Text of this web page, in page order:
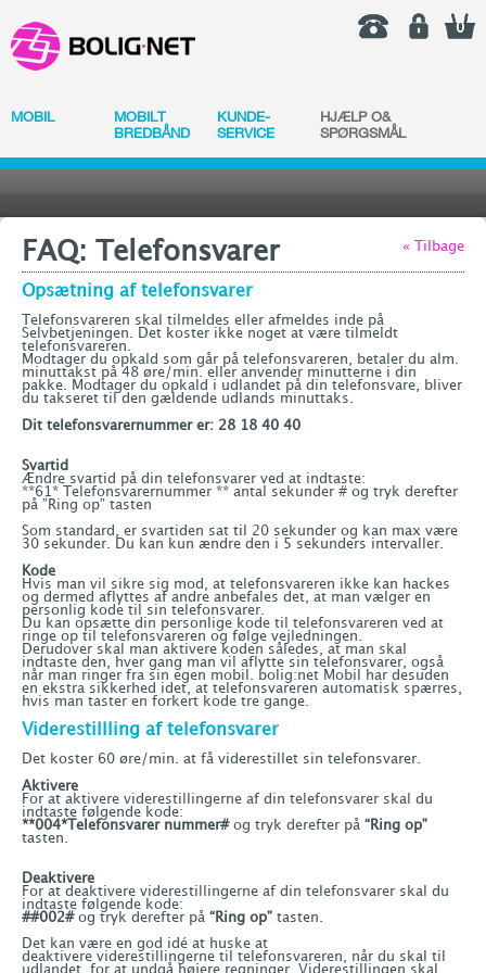
0
MOBIL
MOBILT
BREDBÅND
KUNDE-
SERVICE
HJÆLP O&
SPØRGSMÅL
FAQ: Telefonsvarer « Tilbage
Opsætning af telefonsvarer
Telefonsvareren skal tilmeldes eller afmeldes inde på
Selvbetjeningen. Det koster ikke noget at være tilmeldt
telefonsvareren.
Modtager du opkald som går på telefonsvareren, betaler du alm.
minuttakst på 48 øre/min. eller anvender minutterne i din
pakke. Modtager du opkald i udlandet på din telefonsvare, bliver
du takseret til den gældende udlands minuttaks.
Dit telefonsvarernummer er: 28 18 40 40
Svartid
Ændre svartid på din telefonsvarer ved at indtaste:
**61* Telefonsvarernummer ** antal sekunder # og tryk derefter
på ”Ring op” tasten
Som standard, er svartiden sat til 20 sekunder og kan max være
30 sekunder. Du kan kun ændre den i 5 sekunders intervaller.
Kode
Hvis man vil sikre sig mod, at telefonsvareren ikke kan hackes
og dermed aflyttes af andre anbefales det, at man vælger en
personlig kode til sin telefonsvarer.
Du kan opsætte din personlige kode til telefonsvareren ved at
ringe op til telefonsvareren og følge vejledningen.
Derudover skal man aktivere koden således, at man skal
indtaste den, hver gang man vil aflytte sin telefonsvarer, også
når man ringer fra sin egen mobil. bolig:net Mobil har desuden
en ekstra sikkerhed idet, at telefonsvareren automatisk spærres,
hvis man taster en forkert kode tre gange.
Viderestillling af telefonsvarer
Det koster 60 øre/min. at få viderestillet sin telefonsvarer.
Aktivere
For at aktivere viderestillingerne af din telefonsvarer skal du
indtaste følgende kode:
**004*Telefonsvarer nummer#og tryk derefter på “Ring op”
tasten.
Deaktivere
For at deaktivere viderestillingerne af din telefonsvarer skal du
indtaste følgende kode:
##002#og tryk derefter på “Ring op” tasten.
Det kan være en god idé at huske at
deaktivere viderestillingerne til telefonsvareren, når du skal til
udlandet, for at undgå højere regninger. Viderestillingen skal